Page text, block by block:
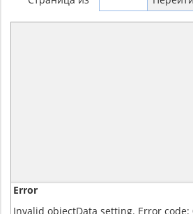
Error
Invalid objectData setting. Error code: